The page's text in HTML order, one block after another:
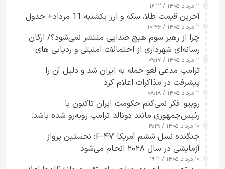
۱۱ مرداد ۱۴۰۵ / ۱۶:۱۲
آخرین قیمت طلا، سکه و ارز یکشنبه 11 مرداد+ جدول
۱۱ مرداد ۱۴۰۵ / ۱۰:۴۶
چرا از رهبر سوم هیچ صدایی منتشر نمی‌شود؟/ ارگان
رسانه‌ای شهرداری از احتمالات امنیتی و ردیابی های
جاسوسی گفت
۱۱ مرداد ۱۴۰۵ / ۰۹:۱۷
ترامپ مدعی لغو حمله به ایران شد و دلیل آن را
پیشرفت در مذاکرات اعلام کرد
۱۱ مرداد ۱۴۰۵ / ۰۸:۱۸
روبیو: فکر نمی‌کنم حکومت ایران تاکنون با
رئیس‌جمهوری مانند دونالد ترامپ روبه‌رو شده باشد؛
کسی که واقعاً دست به اقدام می‌زند
۱۰ مرداد ۱۴۰۵ / ۱۹:۲۹
جنگنده نسل ششم آمریکا F-۴۷؛ نخستین پرواز
آزمایشی در سال ۲۰۲۸ انجام می‌شود
۱۰ مرداد ۱۴۰۵ / ۱۹:۱۱